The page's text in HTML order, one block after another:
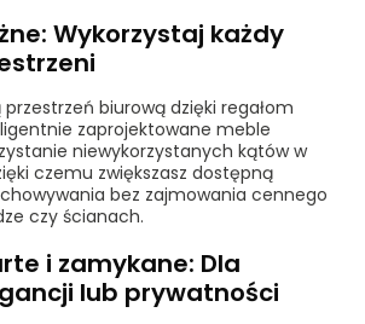
Wykorzystaj każdy
biurową dzięki regałom
zaprojektowane meble
niewykorzystanych kątów w
czemu zwiększasz dostępną
bez zajmowania cennego
czy ścianach.
i zamykane: Dla
lub prywatności